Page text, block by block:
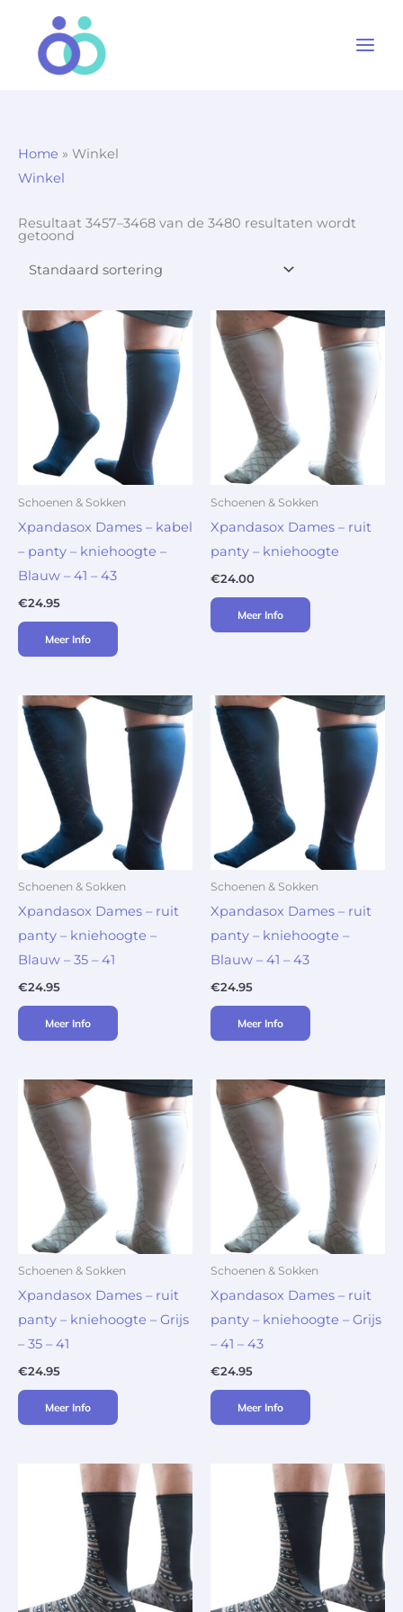
Home » Winkel
Winkel
Resultaat 3457–3468 van de 3480 resultaten wordt
getoond
Schoenen & Sokken
Xpandasox Dames – kabel
– panty – kniehoogte –
Blauw – 41 – 43
€24.95
Meer Info
Schoenen & Sokken
Xpandasox Dames – ruit
panty – kniehoogte
€24.00
Meer Info
Schoenen & Sokken
Xpandasox Dames – ruit
panty – kniehoogte –
Blauw – 35 – 41
€24.95
Meer Info
Schoenen & Sokken
Xpandasox Dames – ruit
panty – kniehoogte –
Blauw – 41 – 43
€24.95
Meer Info
Schoenen & Sokken
Xpandasox Dames – ruit
panty – kniehoogte – Grijs
– 35 – 41
€24.95
Meer Info
Schoenen & Sokken
Xpandasox Dames – ruit
panty – kniehoogte – Grijs
– 41 – 43
€24.95
Meer Info